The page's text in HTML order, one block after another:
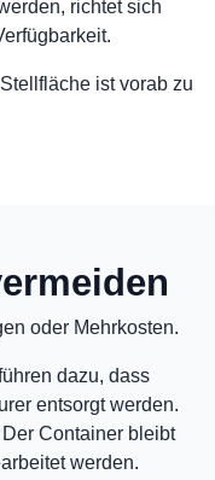
richtet sich
ist vorab zu
oder Mehrkosten.
dazu, dass
entsorgt werden.
Der Container bleibt
werden.